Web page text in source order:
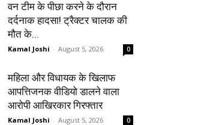
वन टीम के पीछा करने के दौरान
दर्दनाक हादसा! ट्रैक्टर चालक की
मौत के...
Kamal Joshi - August 5, 2026 0
महिला और विधायक के खिलाफ
आपत्तिजनक वीडियो डालने वाला
आरोपी आखिरकार गिरफ्तार
Kamal Joshi - August 5, 2026 0